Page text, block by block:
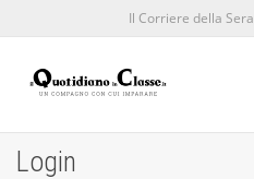
Il Corriere della Sera
Login